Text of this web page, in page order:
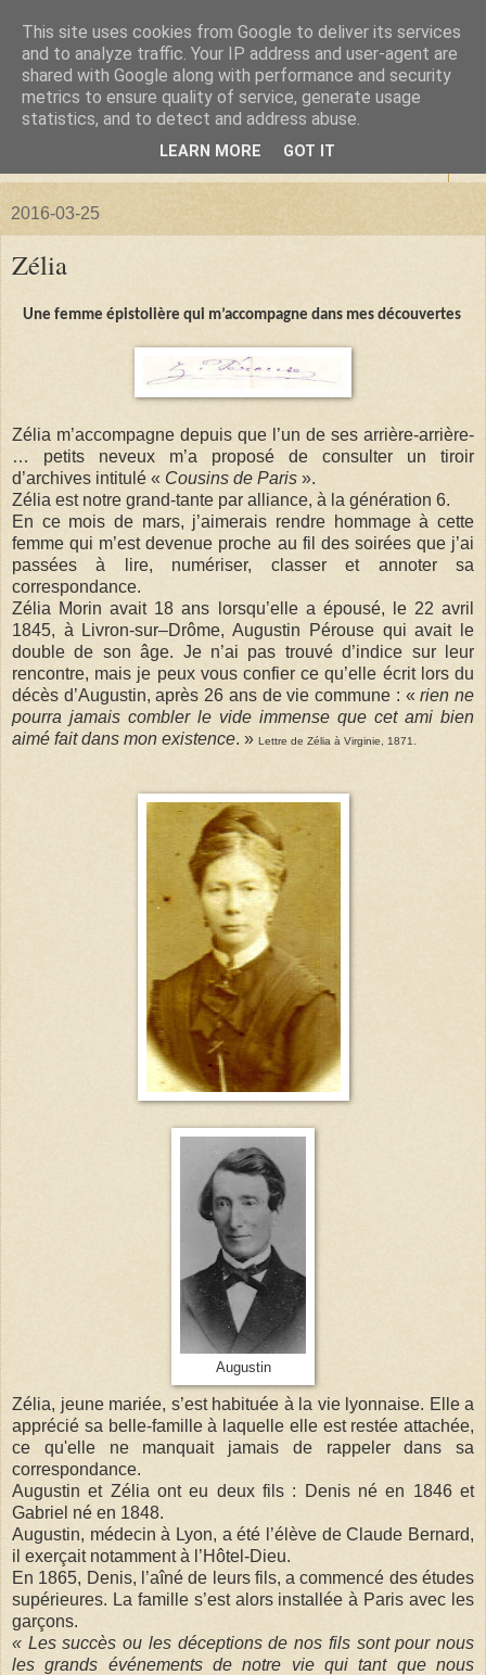
La forêt de Briqueloup
"Nous deviendrons des histoires pour nos enfants"
2016-03-25
Zélia
Une femme épistolière qui m’accompagne dans mes découvertes
Zélia m’accompagne depuis que l’un de ses arrière-arrière-
… petits neveux m’a proposé de consulter un tiroir
d’archives intitulé « Cousins de Paris ».
Zélia est notre grand-tante par alliance, à la génération 6.
En ce mois de mars, j’aimerais rendre hommage à cette
femme qui m’est devenue proche au fil des soirées que j’ai
passées à lire, numériser, classer et annoter sa
correspondance.
Zélia Morin avait 18 ans lorsqu’elle a épousé, le 22 avril
1845, à Livron-sur–Drôme, Augustin Pérouse qui avait le
double de son âge. Je n’ai pas trouvé d’indice sur leur
rencontre, mais je peux vous confier ce qu’elle écrit lors du
décès d’Augustin, après 26 ans de vie commune : «rien ne
pourra jamais combler le vide immense que cet ami bien
aimé fait dans mon existence. » Lettre de Zélia à Virginie, 1871.
Augustin
Zélia, jeune mariée, s’est habituée à la vie lyonnaise. Elle a
apprécié sa belle-famille à laquelle elle est restée attachée,
ce qu'elle ne manquait jamais de rappeler dans sa
correspondance.
Augustin et Zélia ont eu deux fils : Denis né en 1846 et
Gabriel né en 1848.
Augustin, médecin à Lyon, a été l’élève de Claude Bernard,
il exerçait notamment à l’Hôtel-Dieu.
En 1865, Denis, l’aîné de leurs fils, a commencé des études
supérieures. La famille s’est alors installée à Paris avec les
garçons.
« Les succès ou les déceptions de nos fils sont pour nous
les grands événements de notre vie qui tant que nous
This site uses cookies from Google to deliver its services
and to analyze traffic. Your IP address and user-agent are
shared with Google along with performance and security
metrics to ensure quality of service, generate usage
statistics, and to detect and address abuse.
LEARN MORE GOT IT